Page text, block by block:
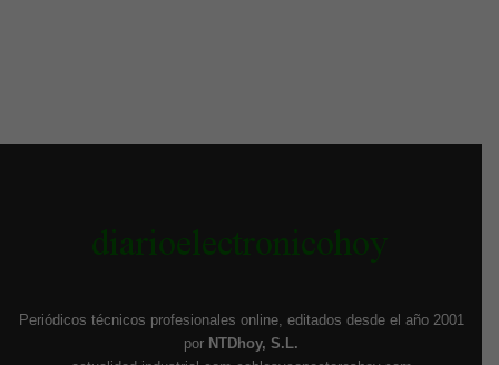
Periódicos técnicos profesionales online, editados desde el año 2001
por NTDhoy, S.L.